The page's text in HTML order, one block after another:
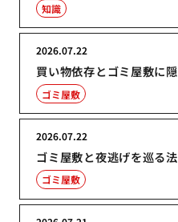
知識
買い物依存とゴミ屋敷に
2026.07.22
ゴミ屋敷
ゴミ屋敷と夜逃げを巡る
2026.07.22
ゴミ屋敷